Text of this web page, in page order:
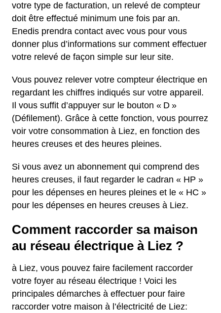
votre type de facturation, un relevé de compteur
doit être effectué minimum une fois par an.
Enedis prendra contact avec vous pour vous
donner plus d’informations sur comment effectuer
votre relevé de façon simple sur leur site.
Vous pouvez relever votre compteur électrique en
regardant les chiffres indiqués sur votre appareil.
Il vous suffit d’appuyer sur le bouton « D »
(Défilement). Grâce à cette fonction, vous pourrez
voir votre consommation à Liez, en fonction des
heures creuses et des heures pleines.
Si vous avez un abonnement qui comprend des
heures creuses, il faut regarder le cadran « HP »
pour les dépenses en heures pleines et le « HC »
pour les dépenses en heures creuses à Liez.
Comment raccorder sa maison
au réseau électrique à Liez ?
à Liez, vous pouvez faire facilement raccorder
votre foyer au réseau électrique ! Voici les
principales démarches à effectuer pour faire
raccorder votre maison à l’électricité de Liez: